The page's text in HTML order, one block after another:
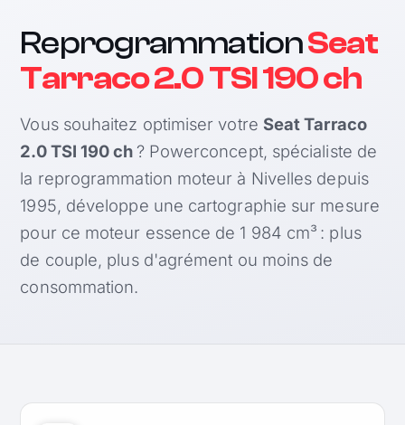
ReprogrammationSeat
Tarraco 2.0 TSI 190 ch
Vous souhaitez optimiser votre Seat Tarraco
2.0 TSI 190 ch ? Powerconcept, spécialiste de
la reprogrammation moteur à Nivelles depuis
1995, développe une cartographie sur mesure
pour ce moteur essence de 1 984 cm³ : plus
de couple, plus d'agrément ou moins de
consommation.